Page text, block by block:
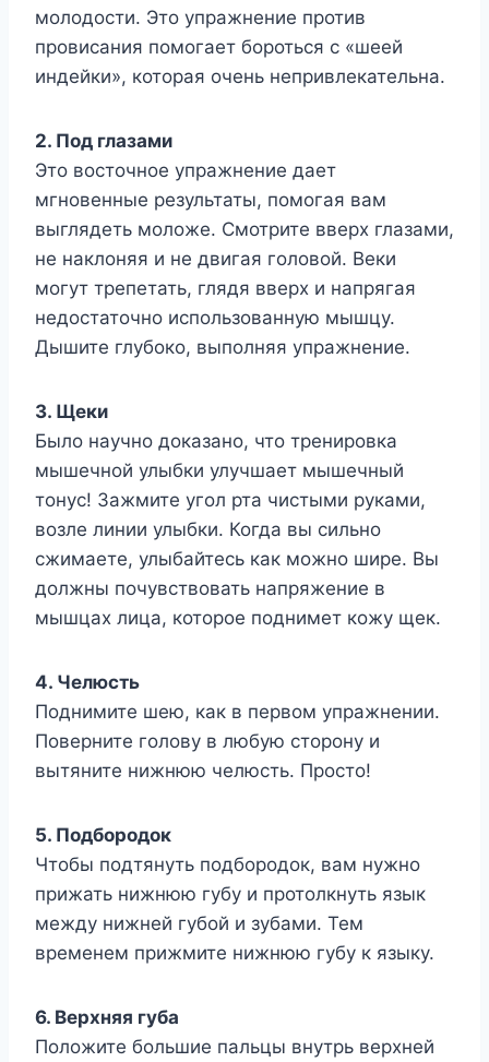
молодости. Это упражнение против
провисания помогает бороться с «шеей
индейки», которая очень непривлекательна.
2. Под глазами
Это восточное упражнение дает
мгновенные результаты, помогая вам
выглядеть моложе. Смотрите вверх глазами,
не наклоняя и не двигая головой. Веки
могут трепетать, глядя вверх и напрягая
недостаточно использованную мышцу.
Дышите глубоко, выполняя упражнение.
3. Щеки
Было научно доказано, что тренировка
мышечной улыбки улучшает мышечный
тонус! Зажмите угол рта чистыми руками,
возле линии улыбки. Когда вы сильно
сжимаете, улыбайтесь как можно шире. Вы
должны почувствовать напряжение в
мышцах лица, которое поднимет кожу щек.
4. Челюсть
Поднимите шею, как в первом упражнении.
Поверните голову в любую сторону и
вытяните нижнюю челюсть. Просто!
5. Подбородок
Чтобы подтянуть подбородок, вам нужно
прижать нижнюю губу и протолкнуть язык
между нижней губой и зубами. Тем
временем прижмите нижнюю губу к языку.
6. Верхняя губа
Положите большие пальцы внутрь верхней